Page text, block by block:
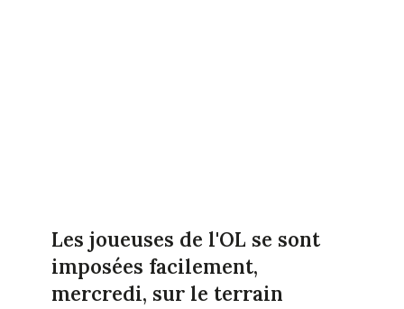
Les joueuses de l'OL se sont
imposées facilement,
mercredi, sur le terrain